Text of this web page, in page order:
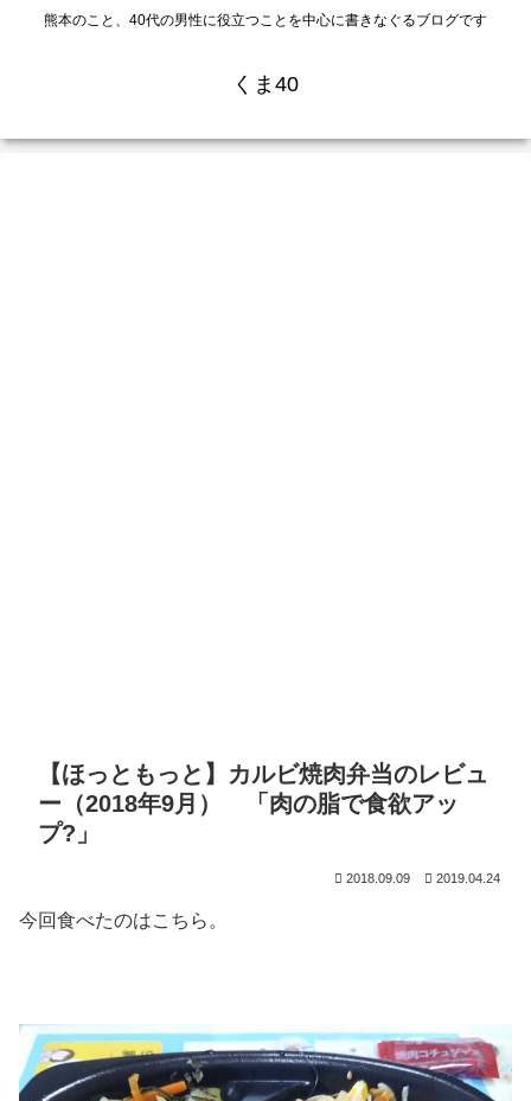
熊本のこと、40代の男性に役立つことを中心に書きなぐるブログです
くま40
【ほっともっと】カルビ焼肉弁当のレビュ
ー（2018年9月） 「肉の脂で食欲アッ
プ?」
2018.09.09 2019.04.24
今回食べたのはこちら。